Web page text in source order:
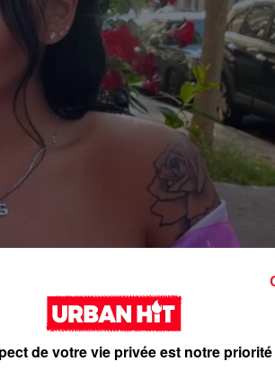
poignant pour briser les tabous
de votre vie privée est notre priorité